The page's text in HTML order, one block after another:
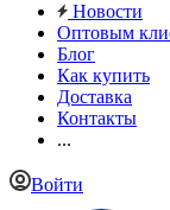
Новости
Оптовым
Блог
Как купить
Доставка
Контакты
...
Войти